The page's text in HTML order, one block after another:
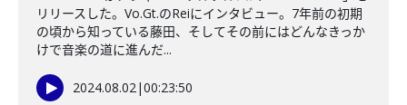
リリースした。Vo.Gt.のReiにインタビュー。7年前の初期
の頃から知っている藤田、そしてその前にはどんなきっか
けで音楽の道に進んだ...
2024.08.02|00:23:50